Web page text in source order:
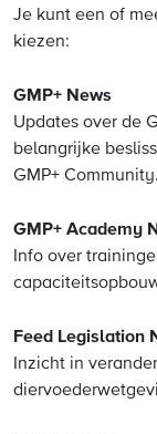
Je kunt een of
kiezen:
GMP+ News
Updates over de
belangrijke
GMP+ Community.
GMP+ Academy
Info over
Feed Legislation
Inzicht in